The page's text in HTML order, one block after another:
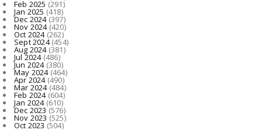
Feb 2025 (291)
Jan 2025 (418)
Dec 2024(397)
Nov 2024(420)
Oct 2024(262)
Sept 2024(454)
Aug 2024(381)
Jul 2024(486)
Jun 2024(380)
May 2024(464)
Apr 2024(490)
Mar 2024(484)
Feb 2024(604)
Jan 2024(610)
Dec 2023(576)
Nov 2023 (525)
Oct 2023 (504)